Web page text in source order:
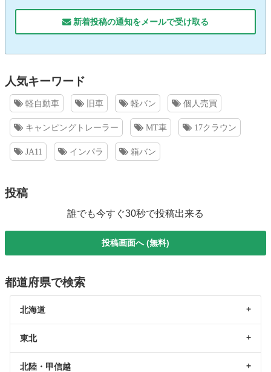
新着投稿の通知をメールで受け取る
人気キーワード
軽自動車 旧車 軽バン 個人売買
キャンピングトレーラー MT車 17クラウン
JA11 インパラ 箱バン
投稿
誰でも今すぐ30秒で投稿出来る
投稿画面へ (無料)
都道府県で検索
北海道
東北
北陸・甲信越